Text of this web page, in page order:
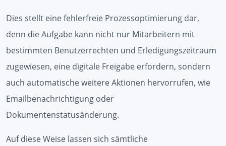
Dies stellt eine fehlerfreie Prozessoptimierung dar,
denn die Aufgabe kann nicht nur Mitarbeitern mit
bestimmten Benutzerrechten und Erledigungszeitraum
zugewiesen, eine digitale Freigabe erfordern, sondern
auch automatische weitere Aktionen hervorrufen, wie
Emailbenachrichtigung oder
Dokumentenstatusänderung.
Auf diese Weise lassen sich sämtliche